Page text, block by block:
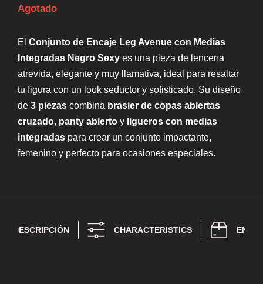
Agotado
El Conjunto de Encaje Leg Avenue con Medias
Integradas Negro Sexy es una pieza de lencería
atrevida, elegante y muy llamativa, ideal para resaltar
tu figura con un look seductor y sofisticado. Su diseño
de 3 piezas combina brasier de copas abiertas
cruzado, panty abierto y ligueros con medias
integradas para crear un conjunto impactante,
femenino y perfecto para ocasiones especiales.
DESCRIPCIÓN CHARACTERISTICS